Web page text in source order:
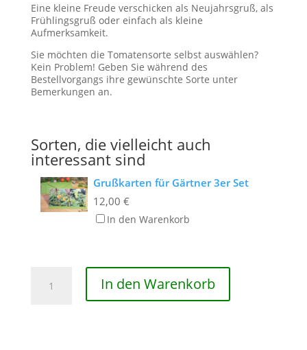
Eine kleine Freude verschicken als Neujahrsgruß, als
Frühlingsgruß oder einfach als kleine
Aufmerksamkeit.
Sie möchten die Tomatensorte selbst auswählen?
Kein Problem! Geben Sie während des
Bestellvorgangs ihre gewünschte Sorte unter
Bemerkungen an.
Sorten, die vielleicht auch
interessant sind
Grußkarten für Gärtner 3er Set
12,00 €
In den Warenkorb
In den Warenkorb